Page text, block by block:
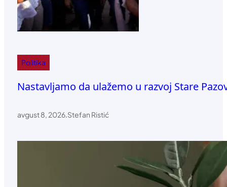
Politika
Nastavljamo da ulažemo u razvoj Stare
avgust 8, 2026.Stefan Ristić